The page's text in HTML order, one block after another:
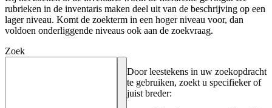
rubrieken in de inventaris maken deel uit van de beschrijving op een
lager niveau. Komt de zoekterm in een hoger niveau voor, dan
voldoen onderliggende niveaus ook aan de zoekvraag.
Zoek
Door leestekens in uw zoekopdracht
te gebruiken, zoekt u specifieker of
juist breder: